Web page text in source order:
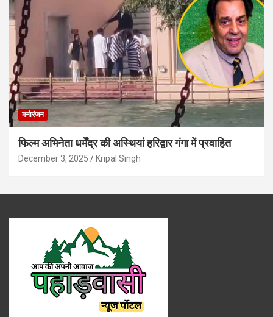
मनोरंजन
फिल्म अभिनेता धर्मेंद्र की अस्थियां हरिद्वार गंगा में प्रवाहित
December 3, 2025 Kripal Singh